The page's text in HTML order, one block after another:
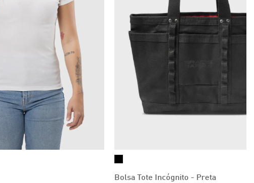
Bolsa Tote Incógnito - Preta